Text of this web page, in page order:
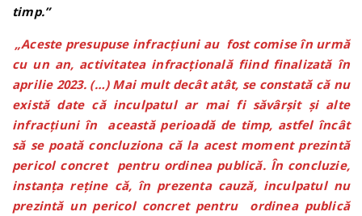
timp.”
„Aceste presupuse infracţiuni au fost comise în urmă
cu un an, activitatea infracţională fiind finalizată în
aprilie 2023. (…) Mai mult decât atât, se constată că nu
există date că inculpatul ar mai fi săvârşit şi alte
infracţiuni în această perioadă de timp, astfel încât
să se poată concluziona că la acest moment prezintă
pericol concret pentru ordinea publică. În concluzie,
instanţa reține că, în prezenta cauză, inculpatul nu
prezintă un pericol concret pentru ordinea publică